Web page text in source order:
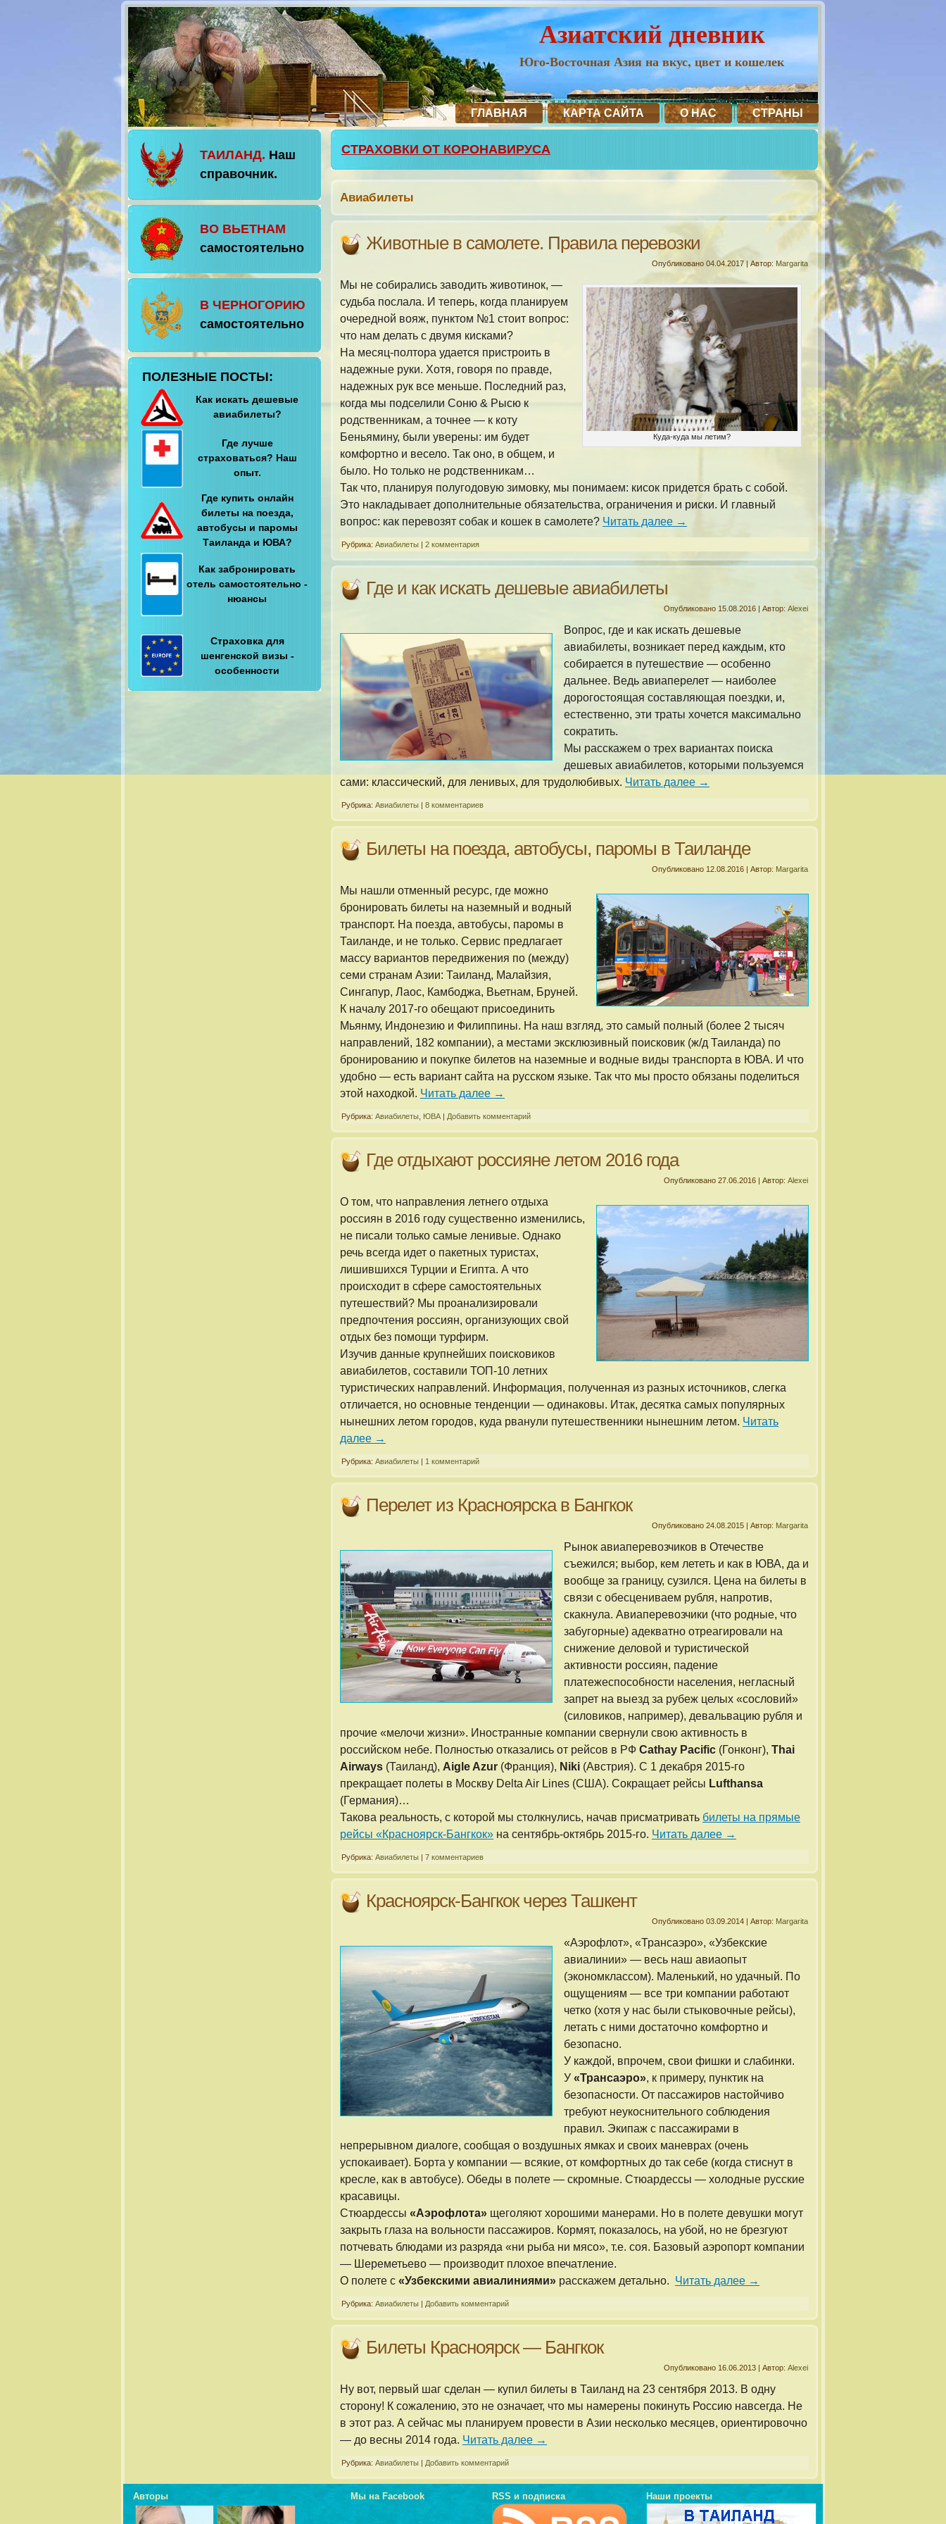
Азиатский дневник
Юго-Восточная Азия на вкус, цвет и кошелек
ГЛАВНАЯ КАРТА САЙТА О НАС СТРАНЫ
ТАИЛАНД. Наш
справочник.
ВО ВЬЕТНАМ
самостоятельно
В ЧЕРНОГОРИЮ
самостоятельно
ПОЛЕЗНЫЕ ПОСТЫ:
Как искать дешевые
авиабилеты?
Где лучше
страховаться? Наш
опыт.
Где купить онлайн
билеты на поезда,
автобусы и паромы
Таиланда и ЮВА?
Как забронировать
отель самостоятельно -
нюансы
Страховка для
шенгенской визы -
особенности
СТРАХОВКИ ОТ КОРОНАВИРУСА
Авиабилеты
Животные в самолете. Правила перевозки
Опубликовано 04.04.2017 | Автор: Margarita
Куда-куда мы летим?
Мы не собирались заводить животинок, —
судьба послала. И теперь, когда планируем
очередной вояж, пунктом №1 стоит вопрос:
что нам делать с двумя кисками?
На месяц-полтора удается пристроить в
надежные руки. Хотя, говоря по правде,
надежных рук все меньше. Последний раз,
когда мы подселили Соню & Рысю к
родственникам, а точнее — к коту
Беньямину, были уверены: им будет
комфортно и весело. Так оно, в общем, и
было. Но только не родственникам…
Так что, планируя полугодовую зимовку, мы понимаем: кисок придется брать с собой.
Это накладывает дополнительные обязательства, ограничения и риски. И главный
вопрос: как перевозят собак и кошек в самолете? Читать далее →
Рубрика: Авиабилеты | 2 комментария
Где и как искать дешевые авиабилеты
Опубликовано 15.08.2016 | Автор: Alexei
Вопрос, где и как искать дешевые
авиабилеты, возникает перед каждым, кто
собирается в путешествие — особенно
дальнее. Ведь авиаперелет — наиболее
дорогостоящая составляющая поездки, и,
естественно, эти траты хочется максимально
сократить.
Мы расскажем о трех вариантах поиска
дешевых авиабилетов, которыми пользуемся
сами: классический, для ленивых, для трудолюбивых. Читать далее →
Рубрика: Авиабилеты | 8 комментариев
Билеты на поезда, автобусы, паромы в Таиланде
Опубликовано 12.08.2016 | Автор: Margarita
Мы нашли отменный ресурс, где можно
бронировать билеты на наземный и водный
транспорт. На поезда, автобусы, паромы в
Таиланде, и не только. Сервис предлагает
массу вариантов передвижения по (между)
семи странам Азии: Таиланд, Малайзия,
Сингапур, Лаос, Камбоджа, Вьетнам, Бруней.
К началу 2017-го обещают присоединить
Мьянму, Индонезию и Филиппины. На наш взгляд, это самый полный (более 2 тысяч
направлений, 182 компании), а местами эксклюзивный поисковик (ж/д Таиланда) по
бронированию и покупке билетов на наземные и водные виды транспорта в ЮВА. И что
удобно — есть вариант сайта на русском языке. Так что мы просто обязаны поделиться
этой находкой. Читать далее →
Рубрика: Авиабилеты ЮВА | Добавить комментарий
Где отдыхают россияне летом 2016 года
Опубликовано 27.06.2016 | Автор: Alexei
О том, что направления летнего отдыха
россиян в 2016 году существенно изменились,
не писали только самые ленивые. Однако
речь всегда идет о пакетных туристах,
лишившихся Турции и Египта. А что
происходит в сфере самостоятельных
путешествий? Мы проанализировали
предпочтения россиян, организующих свой
отдых без помощи турфирм.
Изучив данные крупнейших поисковиков
авиабилетов, составили ТОП-10 летних
туристических направлений. Информация, полученная из разных источников, слегка
отличается, но основные тенденции — одинаковы. Итак, десятка самых популярных
нынешних летом городов, куда рванули путешественники нынешним летом. Читать
далее →
Рубрика: Авиабилеты | 1 комментарий
Перелет из Красноярска в Бангкок
Опубликовано 24.08.2015 | Автор: Margarita
Рынок авиаперевозчиков в Отечестве
съежился; выбор, кем лететь и как в ЮВА, да и
вообще за границу, сузился. Цена на билеты в
связи с обесцениваем рубля, напротив,
скакнула. Авиаперевозчики (что родные, что
забугорные) адекватно отреагировали на
снижение деловой и туристической
активности россиян, падение
платежеспособности населения, негласный
запрет на выезд за рубеж целых «сословий»
(силовиков, например), девальвацию рубля и
прочие «мелочи жизни». Иностранные компании свернули свою активность в
российском небе. Полностью отказались от рейсов в РФ Cathay Pacific (Гонконг), Thai
Airways (Таиланд), Aigle Azur (Франция), Niki (Австрия). С 1 декабря 2015-го
прекращает полеты в Москву Delta Air Lines (США). Сокращает рейсы Lufthansa
(Германия)…
Такова реальность, с которой мы столкнулись, начав присматривать билеты на прямые
рейсы «Красноярск-Бангкок» на сентябрь-октябрь 2015-го. Читать далее →
Рубрика: Авиабилеты | 7 комментариев
Красноярск-Бангкок через Ташкент
Опубликовано 03.09.2014 | Автор: Margarita
«Аэрофлот», «Трансаэро», «Узбекские
авиалинии» — весь наш авиаопыт
(экономклассом). Маленький, но удачный. По
ощущениям — все три компании работают
четко (хотя у нас были стыковочные рейсы),
летать с ними достаточно комфортно и
безопасно.
У каждой, впрочем, свои фишки и слабинки.
У «Трансаэро», к примеру, пунктик на
безопасности. От пассажиров настойчиво
требуют неукоснительного соблюдения
правил. Экипаж с пассажирами в
непрерывном диалоге, сообщая о воздушных ямках и своих маневрах (очень
успокаивает). Борта у компании — всякие, от комфортных до так себе (когда стиснут в
кресле, как в автобусе). Обеды в полете — скромные. Стюардессы — холодные русские
красавицы.
Стюардессы «Аэрофлота» щеголяют хорошими манерами. Но в полете девушки могут
закрыть глаза на вольности пассажиров. Кормят, показалось, на убой, но не брезгуют
потчевать блюдами из разряда «ни рыба ни мясо», т.е. соя. Базовый аэропорт компании
— Шереметьево — производит плохое впечатление.
О полете с «Узбекскими авиалиниями» расскажем детально. Читать далее →
Рубрика: Авиабилеты | Добавить комментарий
Билеты Красноярск — Бангкок
Опубликовано 16.06.2013 | Автор: Alexei
Ну вот, первый шаг сделан — купил билеты в Таиланд на 23 сентября 2013. В одну
сторону! К сожалению, это не означает, что мы намерены покинуть Россию навсегда. Не
в этот раз. А сейчас мы планируем провести в Азии несколько месяцев, ориентировочно
— до весны 2014 года. Читать далее →
Рубрика: Авиабилеты | Добавить комментарий
Авторы Мы на Facebook RSS и подписка Наши проекты